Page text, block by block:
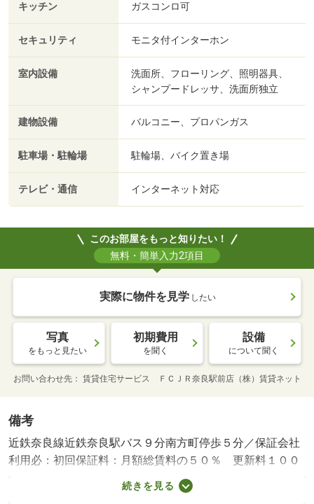
キッチン ガスコンロ可
セキュリティ モニタ付インターホン
室内設備
洗面所、フローリング、照明器具、
シャンプードレッサ、洗面所独立
建物設備 バルコニー、プロパンガス
駐車場・駐輪場 駐輪場、バイク置き場
テレビ・通信 インターネット対応
このお部屋をもっと知りたい！
無料・簡単入力2項目
実際に物件を見学 したい
写真
をもっと見たい
初期費用
を聞く
設備
について聞く
お問い合わせ先 賃貸住宅サービス ＦＣＪＲ奈良駅前店（株）賃貸ネット
備考
近鉄奈良線近鉄奈良駅バス９分南方町停歩５分／保証会社
利用必：初回保証料：月額総賃料の５０％ 更新料１００
００／１年毎 家賃保証会社要加入「初回５０％、１年
毎に／二人入居可／ペット相談／事務所利用相談／クリー
続きを見る